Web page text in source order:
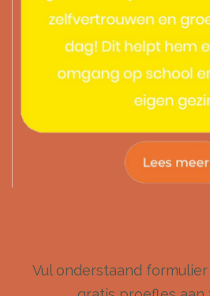
Vul onderstaand